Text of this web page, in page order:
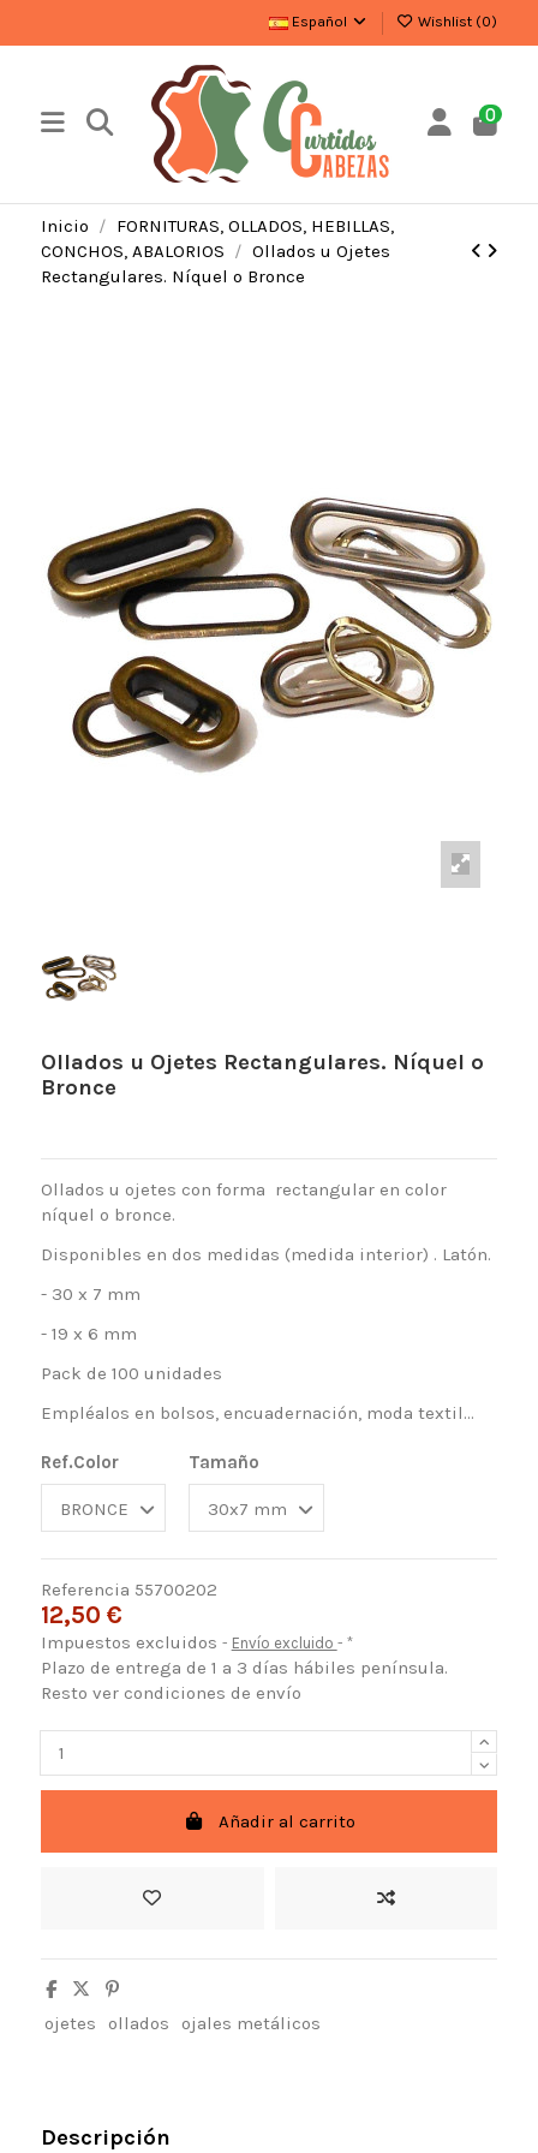
Español Wishlist (0)
0
Inicio
FORNITURAS, OLLADOS, HEBILLAS,
CONCHOS, ABALORIOS
Ollados u Ojetes
Rectangulares. Níquel o Bronce
Ollados u Ojetes Rectangulares. Níquel o
Bronce
Ollados u ojetes con forma rectangular en color
níquel o bronce.
Disponibles en dos medidas (medida interior) . Latón.
- 30 x 7 mm
- 19 x 6 mm
Pack de 100 unidades
Empléalos en bolsos, encuadernación, moda textil...
Ref.Color Tamaño
Referencia 55700202
12,50 €
Impuestos excluidos Envío excluido *
Plazo de entrega de 1 a 3 días hábiles península.
Resto ver condiciones de envío
Añadir al carrito
ojetes ollados ojales metálicos
Descripción